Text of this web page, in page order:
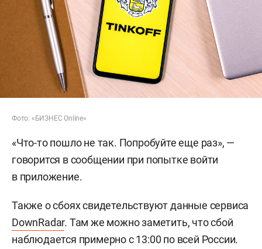
Фото: «БИЗНЕС Online»
«Что-то пошло не так. Попробуйте еще раз», —
говорится в сообщении при попытке войти
в приложение.
Также о сбоях свидетельствуют данные сервиса
DownRadar. Там же можно заметить, что сбой
наблюдается примерно с 13:00 по всей России.